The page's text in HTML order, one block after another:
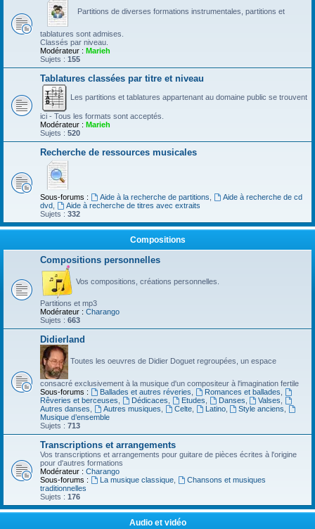
Partitions de diverses formations instrumentales, partitions et
tablatures sont admises.
Classés par niveau.
Modérateur : Marieh
Sujets : 155
Tablatures classées par titre et niveau
Les partitions et tablatures appartenant au domaine public se trouvent
ici - Tous les formats sont acceptés.
Modérateur : Marieh
Sujets : 520
Recherche de ressources musicales
Sous-forums : Aide à la recherche de partitions
Aide à recherche de cd
dvd
Aide à recherche de titres avec extraits
Sujets : 332
Compositions
Compositions personnelles
Vos compositions, créations personnelles.
Partitions et mp3
Modérateur : Charango
Sujets : 663
Didierland
Toutes les oeuvres de Didier Doguet regroupées, un espace
consacré exclusivement à la musique d'un compositeur à l'imagination fertile
Sous-forums :
Ballades et autres réveries Romances et ballades
Rêveries et berceuses
Dédicaces Etudes Danses Valses
Autres danses
Autres musiques Celte, Latino, Style anciens
Musique d’ensemble
Sujets : 713
Transcriptions et arrangements
Vos transcriptions et arrangements pour guitare de pièces écrites à l'origine
pour d'autres formations
Modérateur : Charango
Sous-forums :
La musique classique,
Chansons et musiques
traditionnelles
Sujets : 176
Audio et vidéo